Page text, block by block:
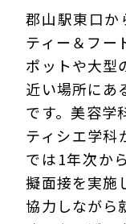
郡山駅東口か
ティー＆フー
ポットや大型
近い場所にあ
です。美容学
ティシエ学科
では1年次か
擬面接を実施
協力しながら